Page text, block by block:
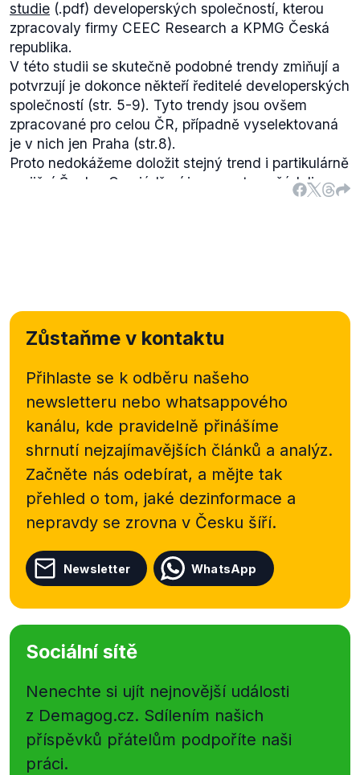
studie (.pdf) developerských společností, kterou
zpracovaly firmy CEEC Research a KPMG Česká
republika.
V této studii se skutečně podobné trendy zmiňují a
potvrzují je dokonce někteří ředitelé developerských
společností (str. 5-9). Tyto trendy jsou ovšem
zpracované pro celou ČR, případně vyselektovaná
je v nich jen Praha (str.8).
Proto nedokážeme doložit stejný trend i partikulárně
na jižní Čechy. O vyjádření jsme proto požádali
několik developerských společností v jižních
Zůstaňme v kontaktu
Přihlaste se k odběru našeho
newsletteru nebo whatsappového
kanálu, kde pravidelně přinášíme
shrnutí nejzajímavějších článků a analýz.
Začněte nás odebírat, a mějte tak
přehled o tom, jaké dezinformace a
nepravdy se zrovna v Česku šíří.
Newsletter WhatsApp
Sociální sítě
Nenechte si ujít nejnovější události
z Demagog.cz. Sdílením našich
příspěvků přátelům podpoříte naši
práci.